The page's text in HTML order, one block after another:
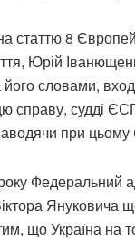
статтю 8
Юрій
його словами,
справу, судді
при
Федеральний
Януковича
що Україна на